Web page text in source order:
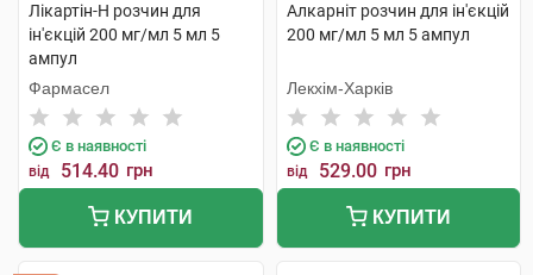
Лікартін-Н розчин для
ін'єкцій 200 мг/мл 5 мл 5
ампул
Фармасел
Є в наявності
від 514.40 грн
КУПИТИ
Алкарніт розчин для ін'єкцій
200 мг/мл 5 мл 5 ампул
Лекхім-Харків
Є в наявності
від 529.00 грн
КУПИТИ